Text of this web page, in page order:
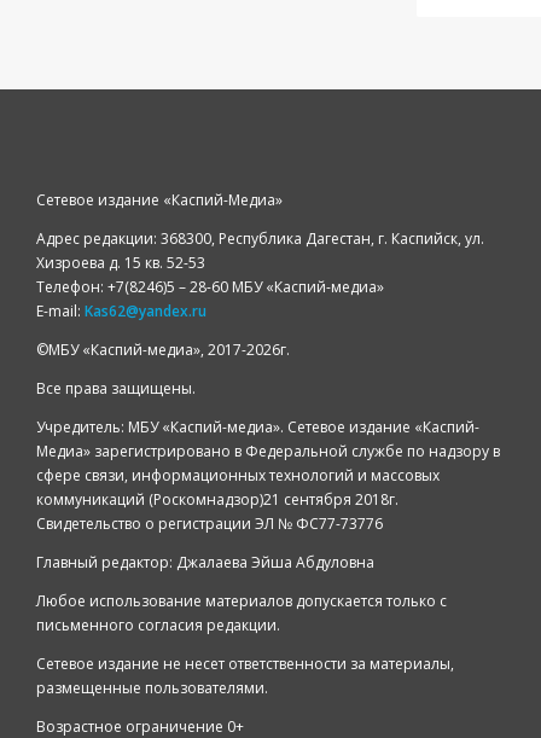
Сетевое издание «Каспий-Медиа»
Адрес редакции: 368300, Республика Дагестан, г. Каспийск, ул.
Хизроева д. 15 кв. 52-53
Телефон: +7(8246)5 – 28-60 МБУ «Каспий-медиа»
E-mail: Kas62@yandex.ru
©️МБУ «Каспий-медиа», 2017-2026г.
Все права защищены.
Учредитель: МБУ «Каспий-медиа». Сетевое издание «Каспий-
Медиа» зарегистрировано в Федеральной службе по надзору в
сфере связи, информационных технологий и массовых
коммуникаций (Роскомнадзор)21 сентября 2018г.
Свидетельство о регистрации ЭЛ № ФС77-73776
Главный редактор: Джалаева Эйша Абдуловна
Любое использование материалов допускается только с
письменного согласия редакции.
Сетевое издание не несет ответственности за материалы,
размещенные пользователями.
Возрастное ограничение 0+